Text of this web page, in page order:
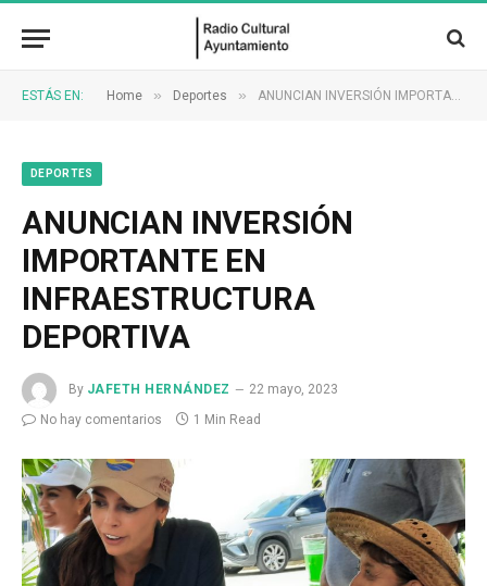
ESTÁS EN: Home » Deportes » ANUNCIAN INVERSIÓN IMPORTANTE EN INFRAESTRUCTURA DEPORTIVA
DEPORTES
ANUNCIAN INVERSIÓN
IMPORTANTE EN
INFRAESTRUCTURA
DEPORTIVA
By JAFETH HERNÁNDEZ
22 mayo, 2023
No hay comentarios
1 Min Read